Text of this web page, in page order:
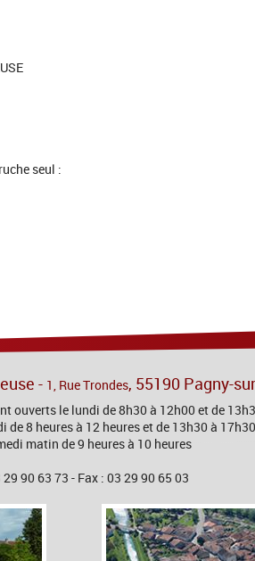
seul :
- 1, Rue Trondes, 55190 Pagny-
ouverts le lundi de 8h30 à 12h00 et de
de 8 heures à 12 heures et de 13h30 à
matin de 9 heures à 10 heures
29 90 63 73 - Fax : 03 29 90 65 03